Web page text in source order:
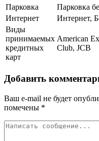
Парковка
Парковка
Интернет
Интернет,
Виды
принимаемых
кредитных
карт
American
Club, JCB
Добавить
Ваш e-mail не будет
помечены *